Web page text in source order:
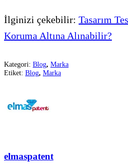
İlginizi çekebilir: Tasarım
Koruma Altına Alınabilir?
Kategori: Blog, Marka
Etiket: Blog, Marka
elmaspatent